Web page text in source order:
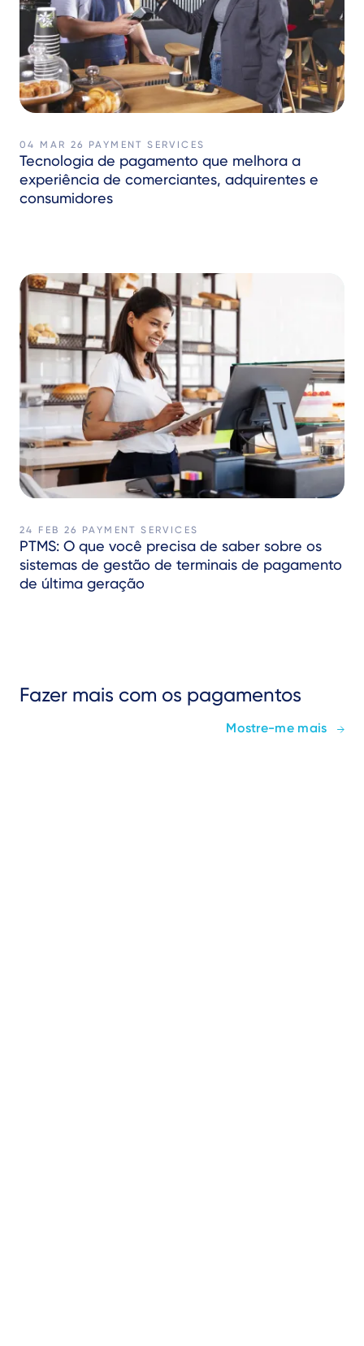
04 MAR 26 PAYMENT SERVICES
Tecnologia de pagamento que melhora a
experiência de comerciantes, adquirentes e
consumidores
24 FEB 26 PAYMENT SERVICES
PTMS: O que você precisa de saber sobre os
sistemas de gestão de terminais de pagamento
de última geração
Fazer mais com os pagamentos
Mostre-me mais